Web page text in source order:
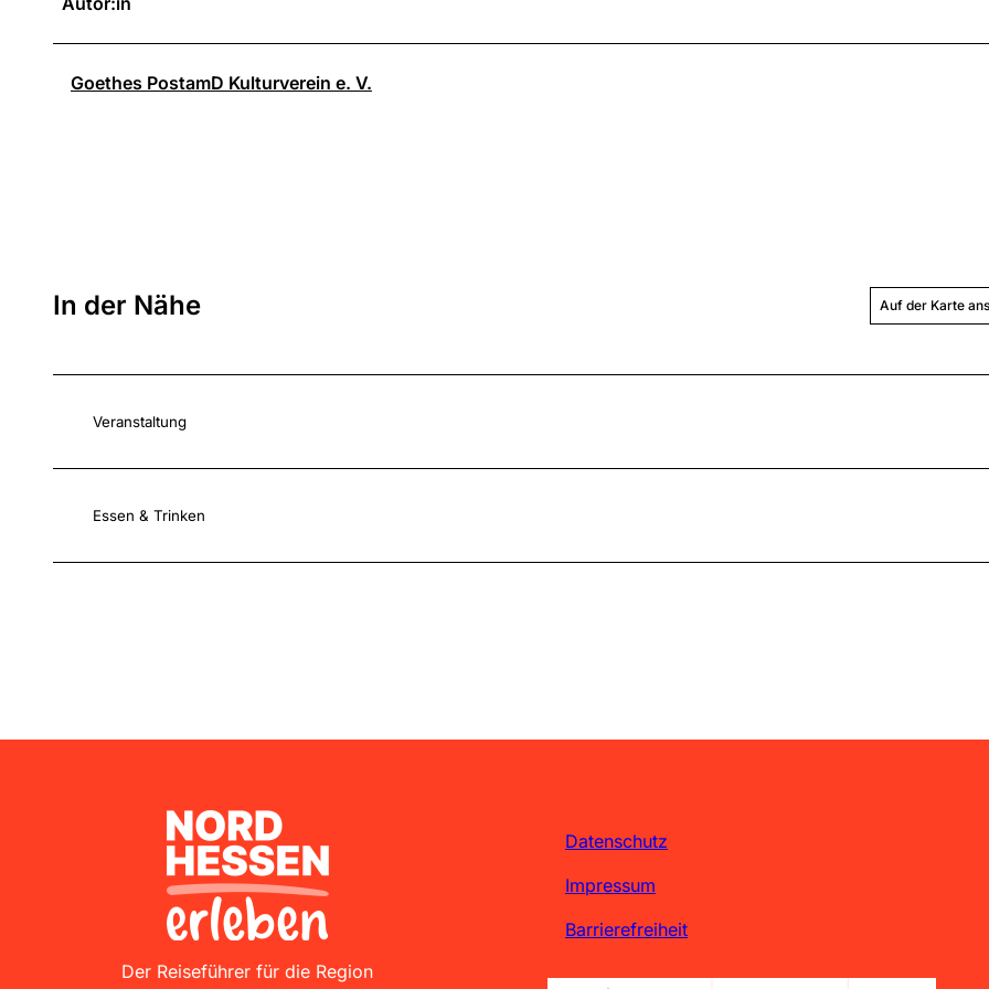
Goethes PostamD Kulturverein e. V.
In der Nähe Auf der Karte
Veranstaltung
Essen & Trinken
Nordhessen Erleben
Der Reiseführer für die Region
Datenschutz
Impressum
Barrierefreiheit